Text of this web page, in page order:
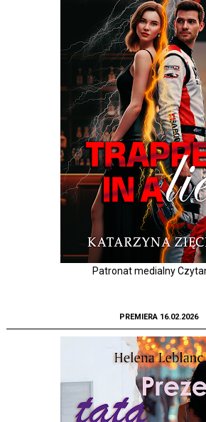
Patronat medialny
PREMIERA 16.02.2026